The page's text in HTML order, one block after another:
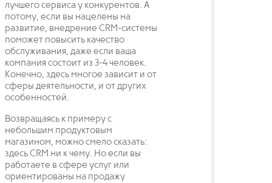
лучшего сервиса у конкурентов. А
потому, если вы нацелены на
развитие, внедрение CRM-системы
поможет повысить качество
обслуживания, даже если ваша
компания состоит из 3-4 человек.
Конечно, здесь многое зависит и от
сферы деятельности, и от других
особенностей.
Возвращаясь к примеру с
небольшим продуктовым
магазином, можно смело сказать:
здесь CRM ни к чему. Но если вы
работаете в сфере услуг или
ориентированы на продажу